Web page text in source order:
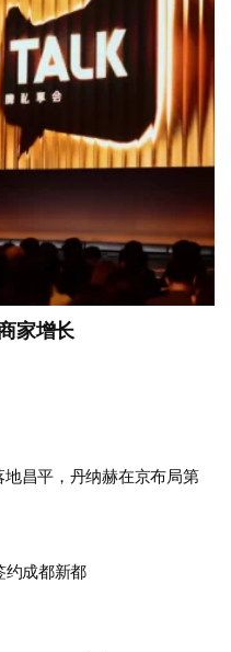
家增长
昌平，丹纳赫在京布局第
约成都新都